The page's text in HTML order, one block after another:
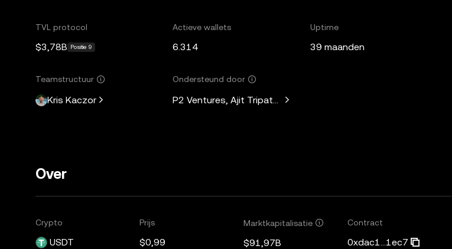
TVL protocol
$3,78B Positie 9
Actieve wallets
6.314
Uptime
39 maanden
Teamstructuur
Kris Kaczor
Ondersteund door
P2 Ventures, Ajit Tripathi, Unicorn Ventures, Curiosity Capital, Fuel
Over
Crypto
USDT
Prijs
$0,99
Marktkapitalisatie
$91,97B
Contract
0xdac1...1ec7